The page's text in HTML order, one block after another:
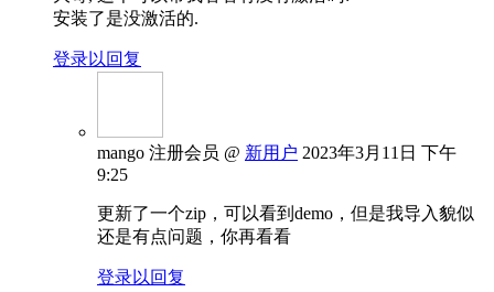
安装了是没激活的.
登录以回复
mango 注册会员 @ 新用户 2023年3月11日 下午
9:25
更新了一个zip，可以看到demo，但是我导入貌似
还是有点问题，你再看看
登录以回复